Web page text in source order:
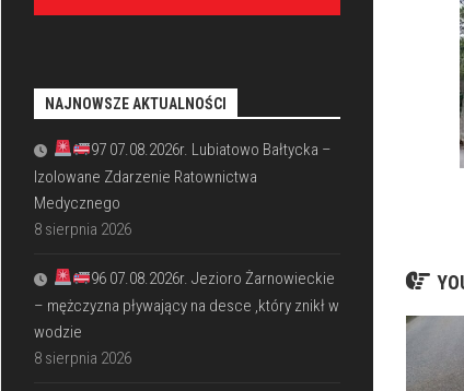
NAJNOWSZE AKTUALNOŚCI
97 07.08.2026r. Lubiatowo Bałtycka –
Izolowane Zdarzenie Ratownictwa
Medycznego
8 sierpnia 2026
96 07.08.2026r. Jezioro Żarnowieckie
– mężczyzna pływający na desce ,który znikł w
wodzie
8 sierpnia 2026